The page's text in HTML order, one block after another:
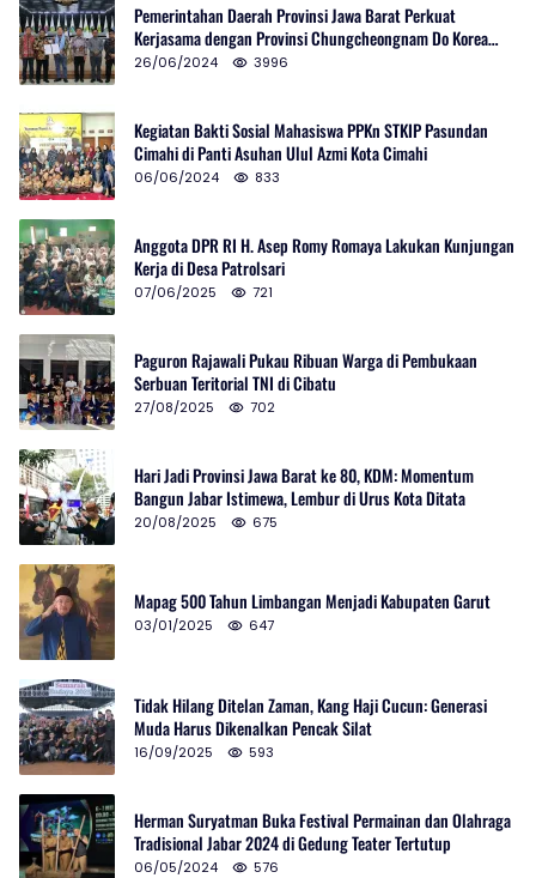
Pemerintahan Daerah Provinsi Jawa Barat Perkuat
Kerjasama dengan Provinsi Chungcheongnam Do Korea
Selatan
26/06/2024 3996
Kegiatan Bakti Sosial Mahasiswa PPKn STKIP Pasundan
Cimahi di Panti Asuhan Ulul Azmi Kota Cimahi
06/06/2024 833
Anggota DPR RI H. Asep Romy Romaya Lakukan Kunjungan
Kerja di Desa Patrolsari
07/06/2025 721
Paguron Rajawali Pukau Ribuan Warga di Pembukaan
Serbuan Teritorial TNI di Cibatu
27/08/2025 702
Hari Jadi Provinsi Jawa Barat ke 80, KDM: Momentum
Bangun Jabar Istimewa, Lembur di Urus Kota Ditata
20/08/2025 675
Mapag 500 Tahun Limbangan Menjadi Kabupaten Garut
03/01/2025 647
Tidak Hilang Ditelan Zaman, Kang Haji Cucun: Generasi
Muda Harus Dikenalkan Pencak Silat
16/09/2025 593
Herman Suryatman Buka Festival Permainan dan Olahraga
Tradisional Jabar 2024 di Gedung Teater Tertutup
06/05/2024 576